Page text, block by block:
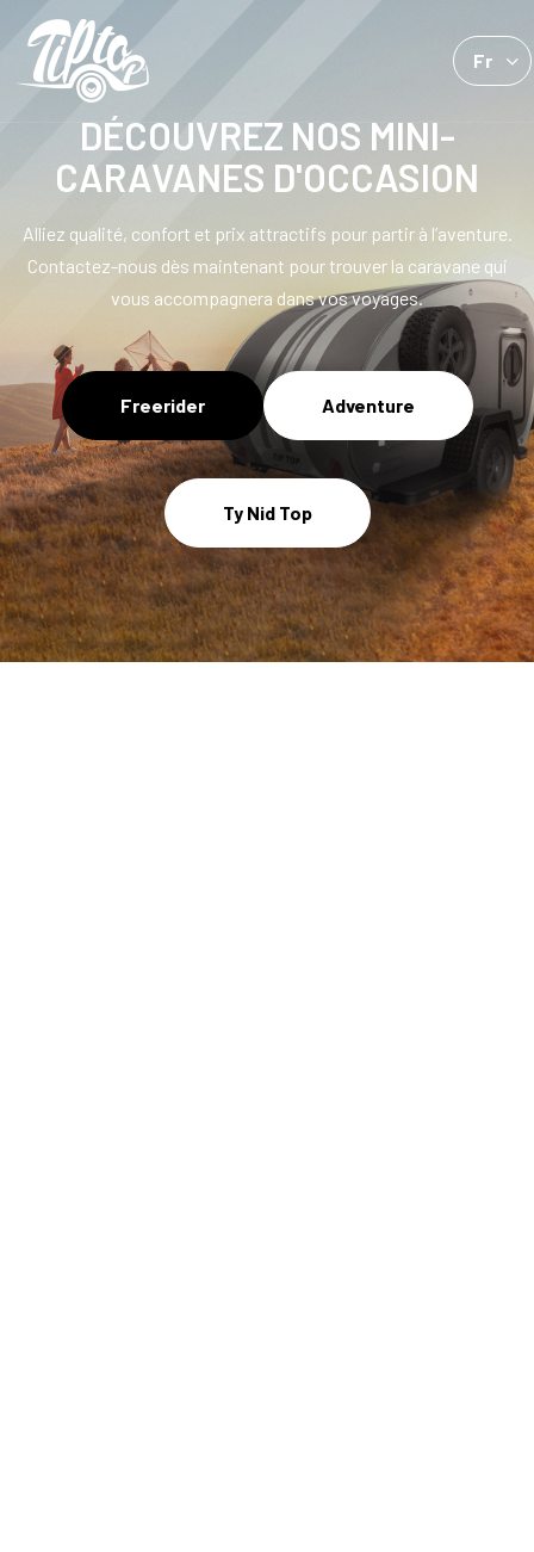
Fr
DÉCOUVREZ NOS MINI-
CARAVANES D'OCCASION
Alliez qualité, confort et prix attractifs pour partir à l’aventure.
Contactez-nous dès maintenant pour trouver la caravane qui
vous accompagnera dans vos voyages.
Freerider Adventure
Ty Nid Top